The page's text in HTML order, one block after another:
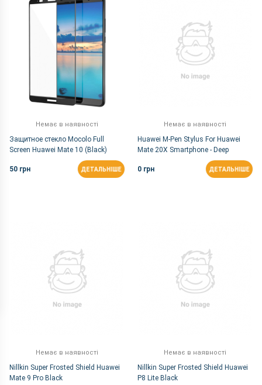
Немає в наявності
Защитное cтекло Mocolo Full
Screen Huawei Mate 10 (Black)
50 грн ДЕТАЛЬНІШЕ
Немає в наявності
Huawei M-Pen Stylus For Huawei
Mate 20X Smartphone - Deep
0 грн
ДЕТАЛЬНІШЕ
Немає в наявності
Nillkin Super Frosted Shield Huawei
Mate 9 Pro Black
Немає в наявності
Nillkin Super Frosted Shield Huawei
P8 Lite Black